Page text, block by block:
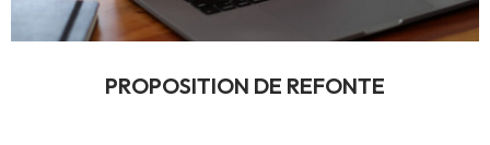
PROPOSITION DE REFONTE